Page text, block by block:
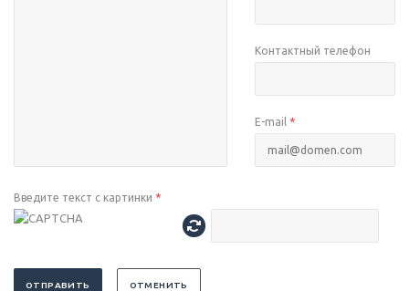
Контактный телефон
E-mail *
Введите текст с картинки *
ОТПРАВИТЬ ОТМЕНИТЬ